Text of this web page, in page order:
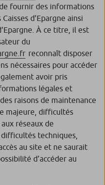
fournir des informations
d’Epargne ainsi
À ce titre, il est
du
reconnaît disposer
nécessaires pour accéder
avoir pris
légales et
raisons de maintenance
majeure, difficultés
réseaux de
techniques,
au site et ne saurait
d’accéder au